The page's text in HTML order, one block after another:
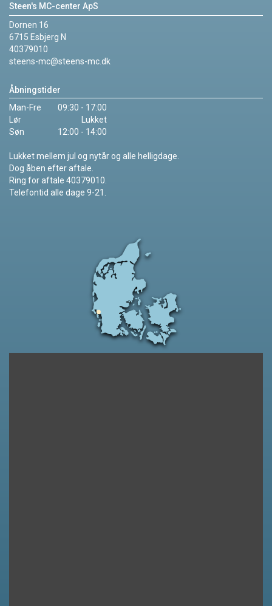
Steen's MC-center ApS
Dornen 16
6715 Esbjerg N
40379010
steens-mc@steens-mc.dk
Åbningstider
Man-Fre
09:30 - 17:00
Lør
Lukket
Søn
12:00 - 14:00
Lukket mellem jul og nytår og alle helligdage.
Dog åben efter aftale.
Ring for aftale 40379010.
Telefontid alle dage 9-21.